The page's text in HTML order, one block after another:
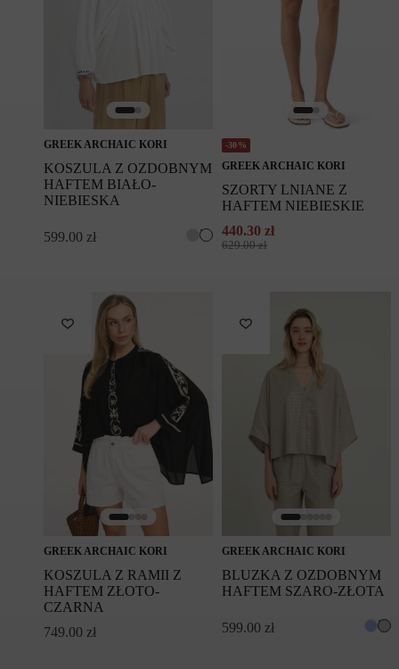
GREEK ARCHAIC KORI
KOSZULA Z OZDOBNYM
HAFTEM BIAŁO-
NIEBIESKA
599.00 zł
-30%
GREEK ARCHAIC KORI
SZORTY LNIANE Z
HAFTEM NIEBIESKIE
629.00zł
Pierwotna
440.30 zł
Aktualna
GREEK ARCHAIC KORI
KOSZULA Z RAMII Z
HAFTEM ZŁOTO-
CZARNA
749.00 zł
GREEK ARCHAIC KORI
BLUZKA Z OZDOBNYM
HAFTEM SZARO-ZŁOTA
599.00 zł